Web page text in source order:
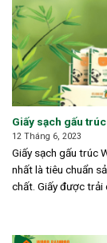
Giấy sạch gấu
12 Tháng 6, 2023
Giấy sạch gấu trúc
nhất là tiêu chuẩn
chất. Giấy được trải